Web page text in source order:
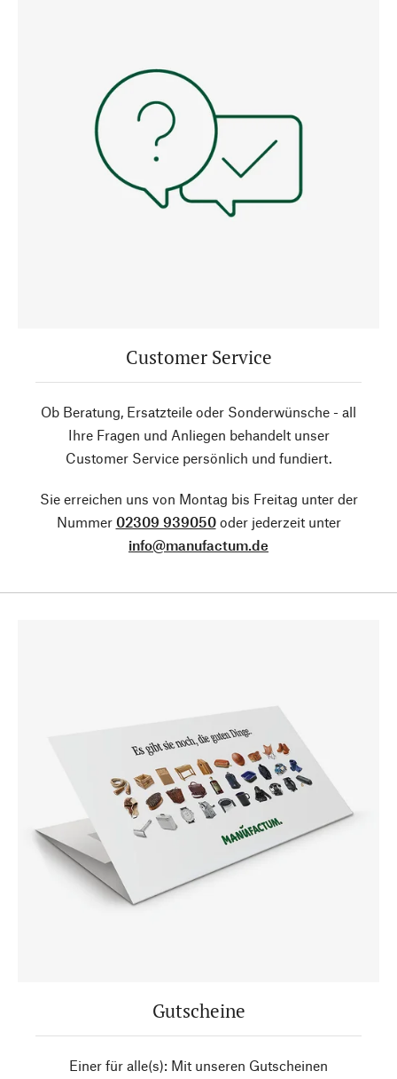
Customer Service
Ob Beratung, Ersatzteile oder Sonderwünsche - all
Ihre Fragen und Anliegen behandelt unser
Customer Service persönlich und fundiert.
Sie erreichen uns von Montag bis Freitag unter der
Nummer 02309 939050oder jederzeit unter
info@manufactum.de
Gutscheine
Einer für alle(s): Mit unseren Gutscheinen